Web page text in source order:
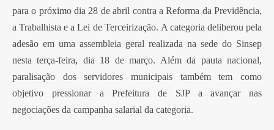
para o próximo dia 28 de abril contra a Reforma da Previdência,
a Trabalhista e a Lei de Terceirização. A categoria deliberou pela
adesão em uma assembleia geral realizada na sede do Sinsep
nesta terça-feira, dia 18 de março. Além da pauta nacional,
paralisação dos servidores municipais também tem como
objetivo pressionar a Prefeitura de SJP a avançar nas
negociações da campanha salarial da categoria.